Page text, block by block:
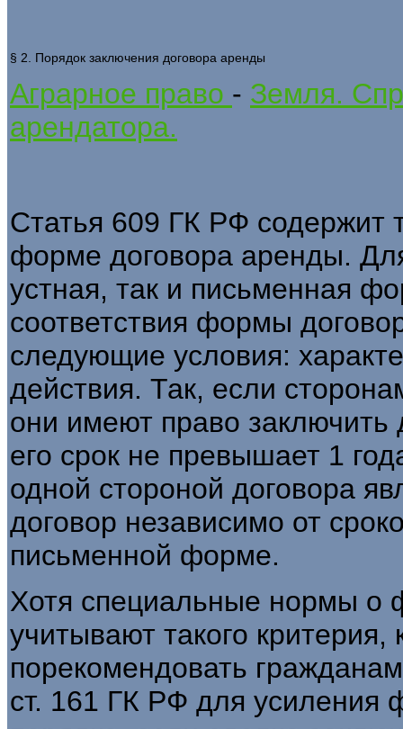
§ 2. Порядок заключения договора аренды
Аграрное право - Земля.
арендатора.
Статья 609 ГК РФ содержит
форме договора аренды.
устная, так и письменная
соответствия формы
следующие условия:
действия. Так, если
они имеют право
его срок не превышает 1
одной стороной договора
договор независимо от
письменной форме.
Хотя специальные нормы о
учитывают такого
порекомендовать
ст. 161 ГК РФ для усиления